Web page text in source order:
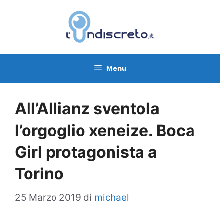
Menu
All’Allianz sventola
l’orgoglio xeneize. Boca
Girl protagonista a
Torino
25 Marzo 2019 di michael